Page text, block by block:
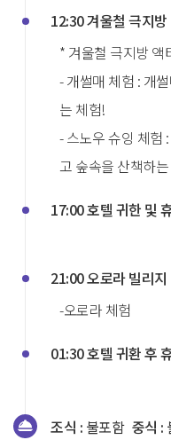
12:30 겨울철 극지
* 겨울철 극지방 액
- 개썰매 체험 : 개
는 체험!
- 스노우 슈잉 체험
고 숲속을 산책하
17:00 호텔 귀한 및
21:00 오로라 빌리
-오로라 체험
01:30 호텔 귀환 후
조식 : 불포함 중식 :